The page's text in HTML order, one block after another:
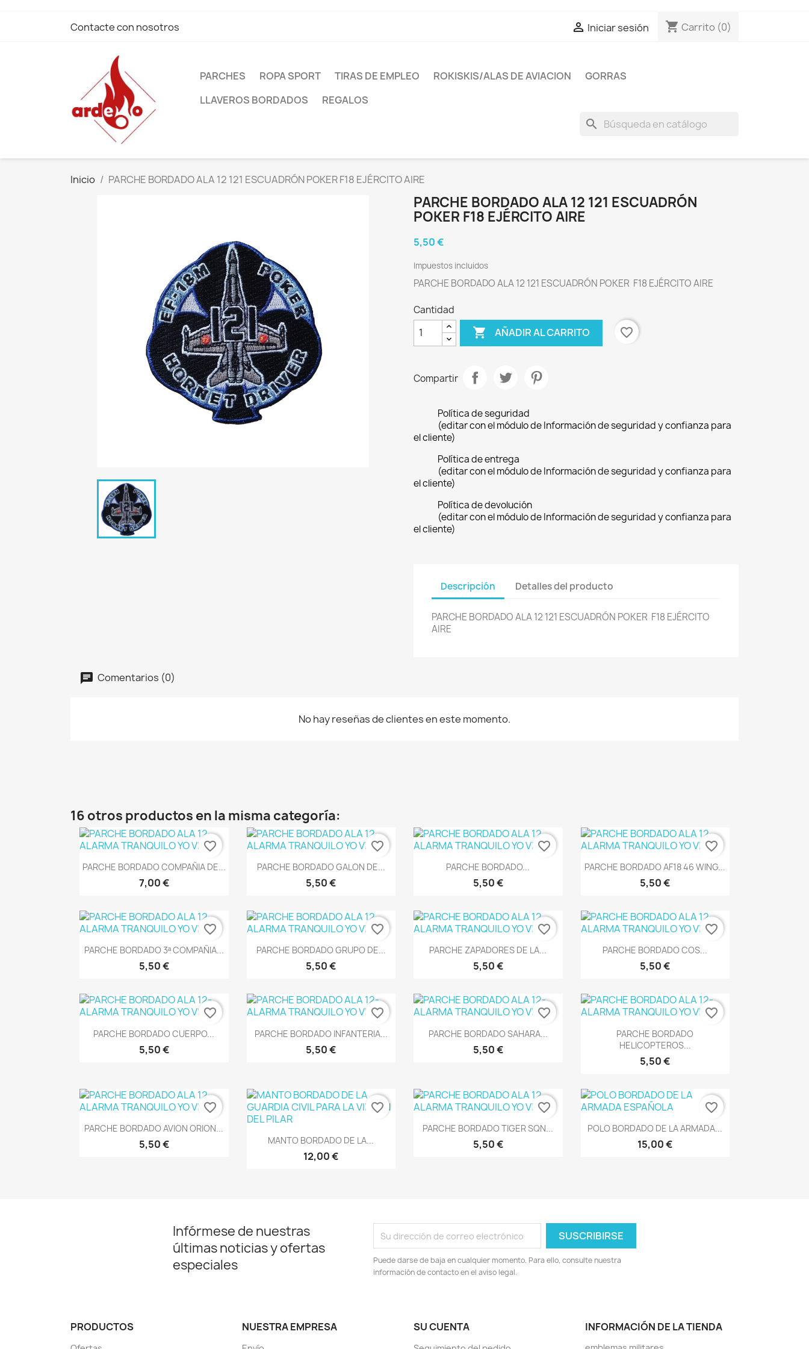
Contacte con nosotros  Iniciar sesión shopping_cart Carrito (0)
PARCHES ROPA SPORT TIRAS DE EMPLEO ROKISKIS/ALAS DE AVIACION
GORRAS
LLAVEROS BORDADOS
REGALOS
search
Inicio PARCHE BORDADO ALA 12 121 ESCUADRÓN POKER F18 EJÉRCITO AIRE
PARCHE BORDADO ALA 12 121 ESCUADRÓN
POKER F18 EJÉRCITO AIRE
5,50 €
Impuestos incluidos
PARCHE BORDADO ALA 12 121 ESCUADRÓN POKER F18 EJÉRCITO AIRE
Cantidad
 AÑADIR AL CARRITO favorite_border
Compartir
Política de seguridad
(editar con el módulo de Información de seguridad y confianza para
el cliente)
Política de entrega
(editar con el módulo de Información de seguridad y confianza para
el cliente)
Política de devolución
(editar con el módulo de Información de seguridad y confianza para
el cliente)
Descripción Detalles del producto
PARCHE BORDADO ALA 12 121 ESCUADRÓN POKER F18 EJÉRCITO
AIRE
Comentarios (0)
No hay reseñas de clientes en este momento.
16 otros productos en la misma categoría:
Vista rápida
PARCHE BORDADO COMPAÑIA DE...
7,00 €
favorite_border
Vista rápida
PARCHE BORDADO GALON DE...
5,50 €
favorite_border
Vista rápida
PARCHE BORDADO...
5,50 €
favorite_border
Vista rápida
PARCHE BORDADO AF18 46 WING...
5,50 €
favorite_border
Vista rápida
PARCHE BORDADO 3ª COMPAÑIA...
5,50 €
favorite_border
Vista rápida
PARCHE BORDADO GRUPO DE...
5,50 €
favorite_border
Vista rápida
PARCHE ZAPADORES DE LA...
5,50 €
favorite_border
Vista rápida
PARCHE BORDADO COS...
5,50 €
favorite_border
Vista rápida
PARCHE BORDADO CUERPO...
5,50 €
favorite_border
Vista rápida
PARCHE BORDADO INFANTERIA...
5,50 €
favorite_border
Vista rápida
PARCHE BORDADO SAHARA...
5,50 €
favorite_border
Vista rápida
PARCHE BORDADO
HELICOPTEROS...
5,50 €
favorite_border
Vista rápida
PARCHE BORDADO AVION ORION...
5,50 €
favorite_border
Vista rápida
MANTO BORDADO DE LA...
12,00 €
favorite_border
Vista rápida
PARCHE BORDADO TIGER SQN...
5,50 €
favorite_border
Vista rápida
POLO BORDADO DE LA ARMADA...
15,00 €
favorite_border
Infórmese de nuestras
últimas noticias y ofertas
especiales
Puede darse de baja en cualquier momento. Para ello, consulte nuestra
información de contacto en el aviso legal.
PRODUCTOS NUESTRA EMPRESA SU CUENTA INFORMACIÓN DE LA TIENDA